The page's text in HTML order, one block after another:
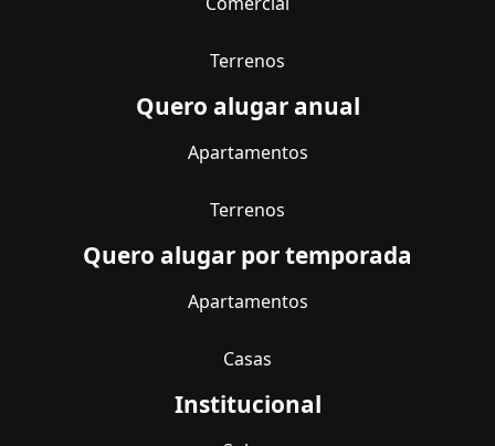
Terrenos
Quero alugar anual
Apartamentos
Terrenos
Quero alugar por temporada
Apartamentos
Casas
Institucional